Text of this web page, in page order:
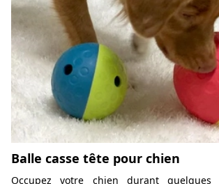
Balle casse tête pour chien
Occupez votre chien durant quelques